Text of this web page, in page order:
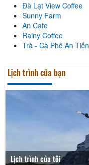
Đà Lạt View Coffee
Sunny Farm
An Cafe
Rainy Coffee
Trà - Cà Phê An Tiến
Lịch trình của bạn
Lịch trình của tôi